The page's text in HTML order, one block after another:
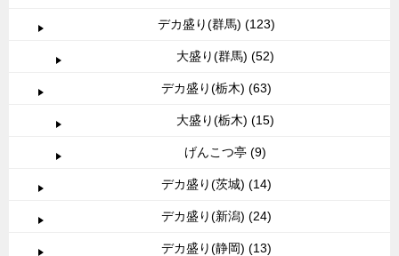
デカ盛り(群馬) (123)
大盛り(群馬) (52)
デカ盛り(栃木) (63)
大盛り(栃木) (15)
げんこつ亭 (9)
デカ盛り(茨城) (14)
デカ盛り(新潟) (24)
デカ盛り(静岡) (13)